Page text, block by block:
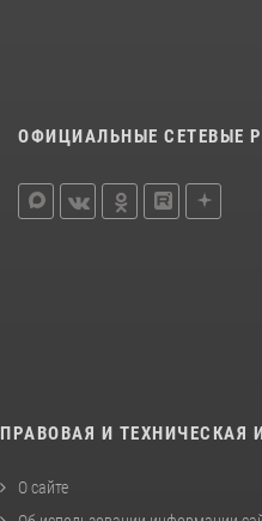
ОФИЦИАЛЬНЫЕ СЕТЕВЫЕ
ПРАВОВАЯ И ТЕХНИЧЕСКАЯ
О сайте